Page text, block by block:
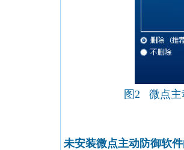
图2 微点主
未安装微点主动防御软